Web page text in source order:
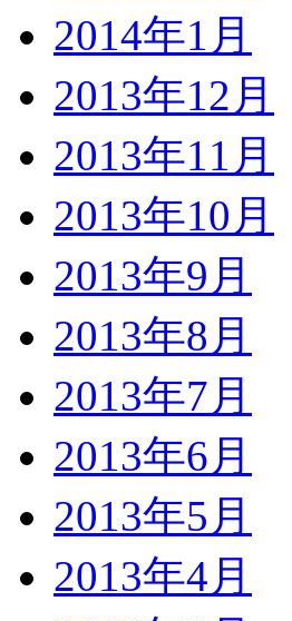
2014年1月
2013年12月
2013年11月
2013年10月
2013年9月
2013年8月
2013年7月
2013年6月
2013年5月
2013年4月